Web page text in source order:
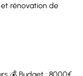
et rénovation de